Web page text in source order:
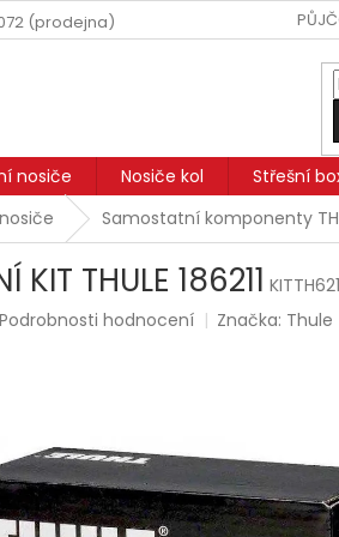
(prodejna)
nosiče Nosiče kol Střešní
Samostatní komponenty
KIT THULE 186211
Podrobnosti hodnocení Značka: Thule